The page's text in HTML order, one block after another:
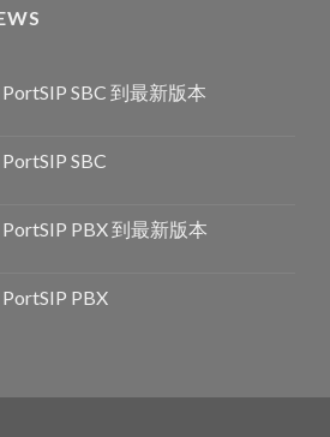
SBC 到最新版本
SBC
PBX 到最新版本
PBX